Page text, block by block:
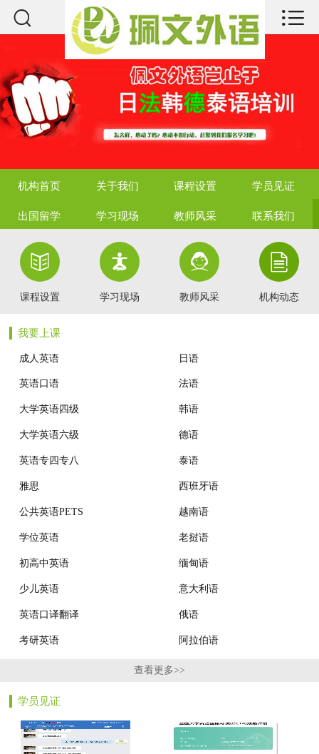
 机构首页
课程设置
学员见证
联系我们
 
机构首页 关于我们 课程设置 学员见证
出国留学 学习现场 教师风采 联系我们

课程设置

学习现场

教师风采

机构动态
我要上课
成人英语 日语
英语口语 法语
大学英语四级 韩语
大学英语六级 德语
英语专四专八 泰语
雅思 西班牙语
公共英语PETS 越南语
学位英语 老挝语
初高中英语 缅甸语
少儿英语 意大利语
英语口译翻译 俄语
考研英语 阿拉伯语
查看更多>>
学员见证